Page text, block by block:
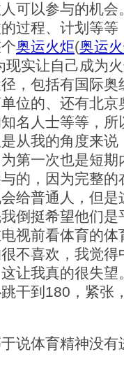
可以参与的机
过程、计划等
奥运火炬(奥运
现实让自己成为
，包括有国际
位的、还有北
名人士等等，
从我的角度来
第一次也是短
的，因为完整
给普通人，但
倒挺希望他们
视前看体育的
不喜欢，我觉
让我真的很失
干到180，紧张
体育精神没有